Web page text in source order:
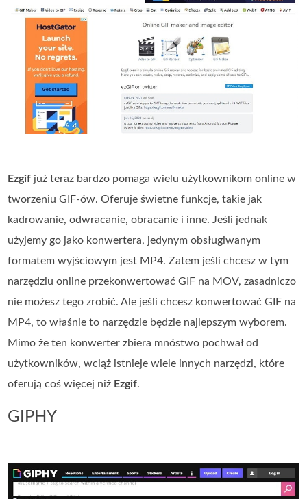
Ezgif już teraz bardzo pomaga wielu użytkownikom online w
tworzeniu GIF‑ów. Oferuje świetne funkcje, takie jak
kadrowanie, odwracanie, obracanie i inne. Jeśli jednak
użyjemy go jako konwertera, jedynym obsługiwanym
formatem wyjściowym jest MP4. Zatem jeśli chcesz w tym
narzędziu online przekonwertować GIF na MOV, zasadniczo
nie możesz tego zrobić. Ale jeśli chcesz konwertować GIF na
MP4, to właśnie to narzędzie będzie najlepszym wyborem.
Mimo że ten konwerter zbiera mnóstwo pochwał od
użytkowników, wciąż istnieje wiele innych narzędzi, które
oferują coś więcej niż Ezgif.
GIPHY